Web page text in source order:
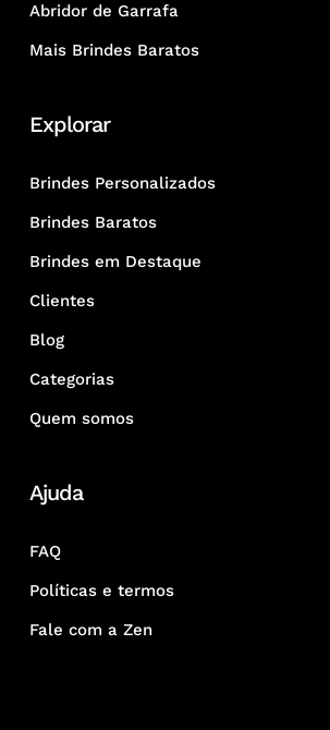
Abridor de Garrafa
Mais Brindes Baratos
Explorar
Brindes Personalizados
Brindes Baratos
Brindes em Destaque
Clientes
Blog
Categorias
Quem somos
Ajuda
FAQ
Políticas e termos
Fale com a Zen